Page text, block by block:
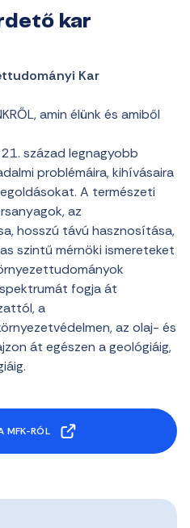
kar
Kar
amin élünk és amiből
század legnagyobb
problémáira, kihívásaira
A természeti
az
hosszú távú hasznosítása,
szintű mérnöki ismereteket
fogja át
a
az olaj- és
át egészen a geológiáig,
MFK-RÓL